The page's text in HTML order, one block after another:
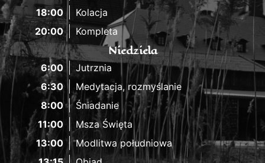
18:00
Kolacja
20:00
Kompleta
Niedziela
6:00
Jutrznia
6:30
Medytacja, rozmyślanie
8:00
Śniadanie
11:00
Msza Święta
13:00
Modlitwa południowa